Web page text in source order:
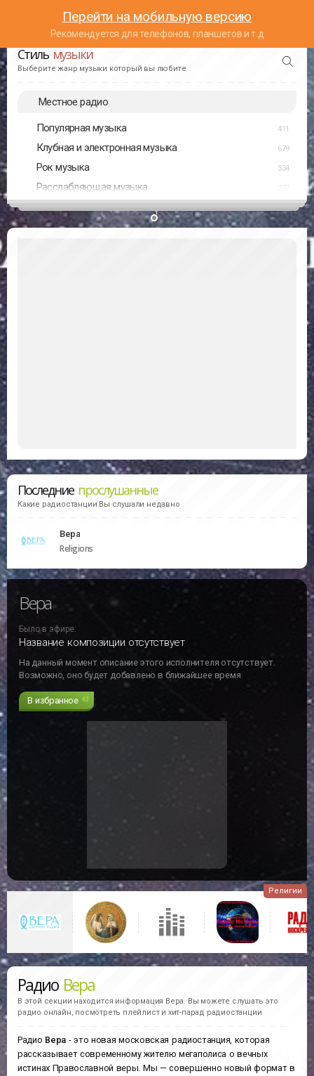
Перейти на мобильную версию
Рекомендуется для телефонов, планшетов и т.д
Стиль музыки
Выберите жанр музыки который вы любите
Местное радио
Популярная музыка 411
Клубная и электронная музыка 679
Рок музыка 334
Расслабляющая музыка
Последние прослушанные
Какие радиостанции Вы слушали недавно
Вера
Religions
Вера
Было в эфире:
Название композиции отсутствует
На данный момент описание этого исполнителя отсутствует.
Возможно, оно будет добавлено в ближайшее время
В избранное 63
Религии
Радио Вера
В этой секции находится информация Вера. Вы можете слушать это
радио онлайн, посмотреть плейлист и хит-парад радиостанции
Радио Вера - это новая московская радиостанция, которая
рассказывает современному жителю мегаполиса о вечных
истинах Православной веры. Мы — совершенно новый формат в